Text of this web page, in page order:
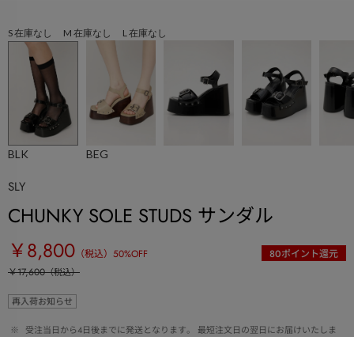
S 在庫なし M 在庫なし L 在庫なし
BLK BEG
SLY
CHUNKY SOLE STUDS サンダル
￥8,800 （税込） 50%OFF 80ポイント還元
￥17,600（税込）
再入荷お知らせ
※
受注当日から4日後までに発送となります。 最短注文日の翌日にお届けいたしま